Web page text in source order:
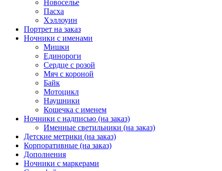
Новоселье
Пасха
Хэллоуин
Портрет на заказ
Ночники с именами
Мишки
Единороги
Сердце с розой
Мяч с короной
Байк
Мотоцикл
Наушники
Кошечка с именем
Ночники с надписью (на заказ)
Именные светильники (на заказ)
Детские метрики (на заказ)
Корпоративные (на заказ)
Дополнения
Ночники с маркерами